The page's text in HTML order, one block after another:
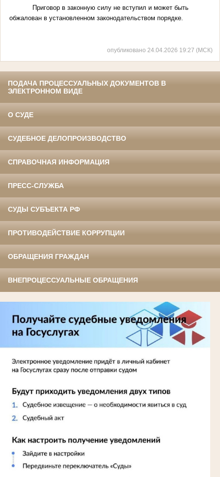
Приговор в законную силу не вступил и может быть
обжалован в установленном законодательством порядке.
опубликовано 24.04.2026 19:27 (МСК)
ПОДАЧА ПРОЦЕССУАЛЬНЫХ ДОКУМЕНТОВ В
ЭЛЕКТРОННОМ ВИДЕ
О СУДЕ
СУДЕБНОЕ ДЕЛОПРОИЗВОДСТВО
СПРАВОЧНАЯ ИНФОРМАЦИЯ
ПРЕСС-СЛУЖБА
СУДЫ СУБЪЕКТА РФ
ПРОТИВОДЕЙСТВИЕ КОРРУПЦИИ
ОБРАЩЕНИЯ ГРАЖДАН
ВНЕПРОЦЕССУАЛЬНЫЕ ОБРАЩЕНИЯ